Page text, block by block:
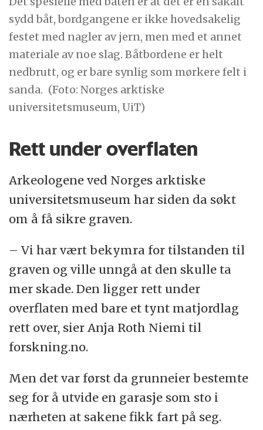
sydd båt, bordgangene er ikke hovedsakelig
festet med nagler av jern, men med et annet
materiale av noe slag. Båtbordene er helt
nedbrutt, og er bare synlig som mørkere felt i
sanda. (Foto: Norges arktiske
universitetsmuseum, UiT)
Rett under overflaten
Arkeologene ved Norges arktiske
universitetsmuseum har siden da søkt
om å få sikre graven.
– Vi har vært bekymra for tilstanden til
graven og ville unngå at den skulle ta
mer skade. Den ligger rett under
overflaten med bare et tynt matjordlag
rett over, sier Anja Roth Niemi til
forskning.no.
Men det var først da grunneier bestemte
seg for å utvide en garasje som sto i
nærheten at sakene fikk fart på seg.